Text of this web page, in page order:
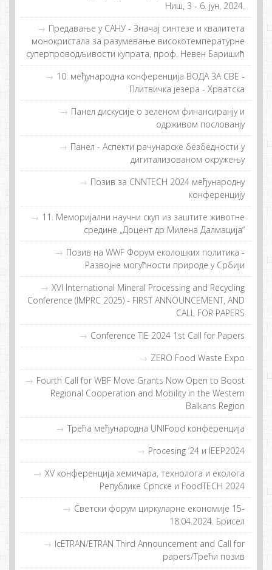
Ниш, 3 ‐ 6. јун, 2024.
Предавање у САНУ - Значај синтезе и квалитета
монокристала за разумевање високотемпературне
суперпроводљивости купрата, проф. Невен Баришић
10. међународнa конференцијa ВОДА ЗА СВЕ -
Плитвичка језера - Хрватска
Пaнeл дискусиje o зeлeнoм финaнсирaнjу и
oдрживoм пoслoвaнjу
Панел - Аспекти рачунарске безбедности у
дигитализованом окружењу
Позив за CNNTECH 2024 међународну
конференцију
11. Меморијални научни скуп из заштите животне
средине „Доцент др Милена Далмација“
Позив на WWF Форум еколошких политика -
Развојне могућности природе у Србији
XVI International Mineral Processing and Recycling
Conference (IMPRC 2025) - FIRST ANNOUNCEMENT, AND
CALL FOR PAPERS
Conference TIE 2024 1st Call for Papers
ZERO Food Waste Expo
Fourth Call for WBF Move Grants Now Open to Boost
Regional Cooperation and Mobility in the Western
Balkans Region
Tрeћa мeђунaрoднa UNIFood кoнфeрeнциja
Procesing ’24 и IEEP2024
XV конференција хемичара, технолога и еколога
Републике Српске и FoodTECH 2024
Светски форум циркуларне економије 15-
18.04.2024. Брисел
IcETRAN/ETRAN Third Announcement and Call for
papers/Tрeћи пoзив